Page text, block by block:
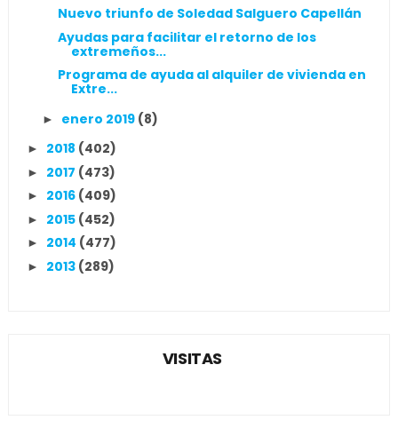
Nuevo triunfo de Soledad Salguero Capellán
Ayudas para facilitar el retorno de los
extremeños...
Programa de ayuda al alquiler de vivienda en
Extre...
► enero 2019 (8)
► 2018 (402)
► 2017 (473)
► 2016 (409)
► 2015 (452)
► 2014 (477)
► 2013 (289)
VISITAS